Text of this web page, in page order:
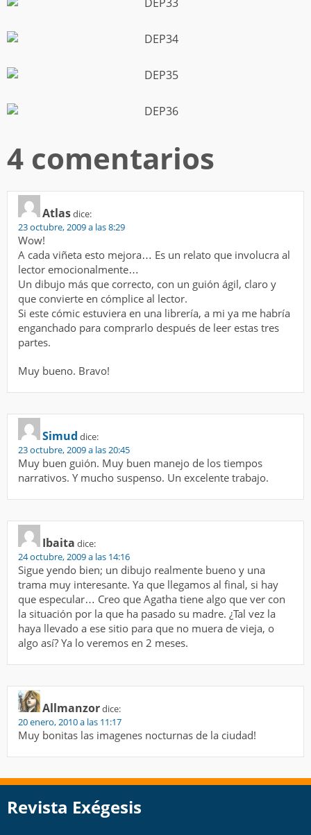
4 comentarios
Atlasdice:
23 octubre, 2009 a las 8:29
Wow!
A cada viñeta esto mejora… Es un relato que involucra al
lector emocionalmente…
Un dibujo más que correcto, con un guión ágil, claro y
que convierte en cómplice al lector.
Si este cómic estuviera en una librería, a mi ya me habría
enganchado para comprarlo después de leer estas tres
partes.
Muy bueno. Bravo!
Simud dice:
23 octubre, 2009 a las 20:45
Muy buen guión. Muy buen manejo de los tiempos
narrativos. Y mucho suspenso. Un excelente trabajo.
Ibaita dice:
24 octubre, 2009 a las 14:16
Sigue yendo bien; un dibujo realmente bueno y una
trama muy interesante. Ya que llegamos al final, si hay
que especular… Creo que Agatha tiene algo que ver con
la situación por la que ha pasado su madre. ¿Tal vez la
haya llevado a ese sitio para que no muera de vieja, o
algo así? Ya lo veremos en 2 meses.
Allmanzordice:
20 enero, 2010 a las 11:17
Muy bonitas las imagenes nocturnas de la ciudad!
Revista Exégesis